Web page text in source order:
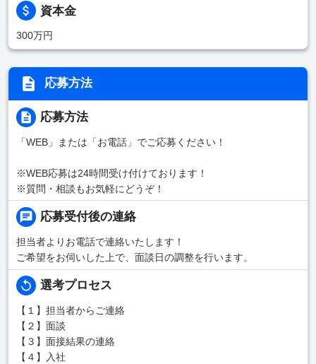
資本金
300万円
応募方法
応募方法
「WEB」または「お電話」でご応募ください！
※WEB応募は24時間受け付けております！
※質問・相談もお気軽にどうぞ！
応募受付後の連絡
担当者よりお電話で連絡いたします！
ご希望をお伺いした上で、面談日の調整を行います。
選考プロセス
【１】担当者からご連絡
【２】面談
【３】面接結果の連絡
【４】入社